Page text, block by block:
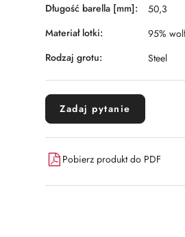
Długość barella [mm]:
50,3
Materiał lotki:
95%
Rodzaj grotu:
Steel
Zadaj pytanie
Pobierz produkt do PDF